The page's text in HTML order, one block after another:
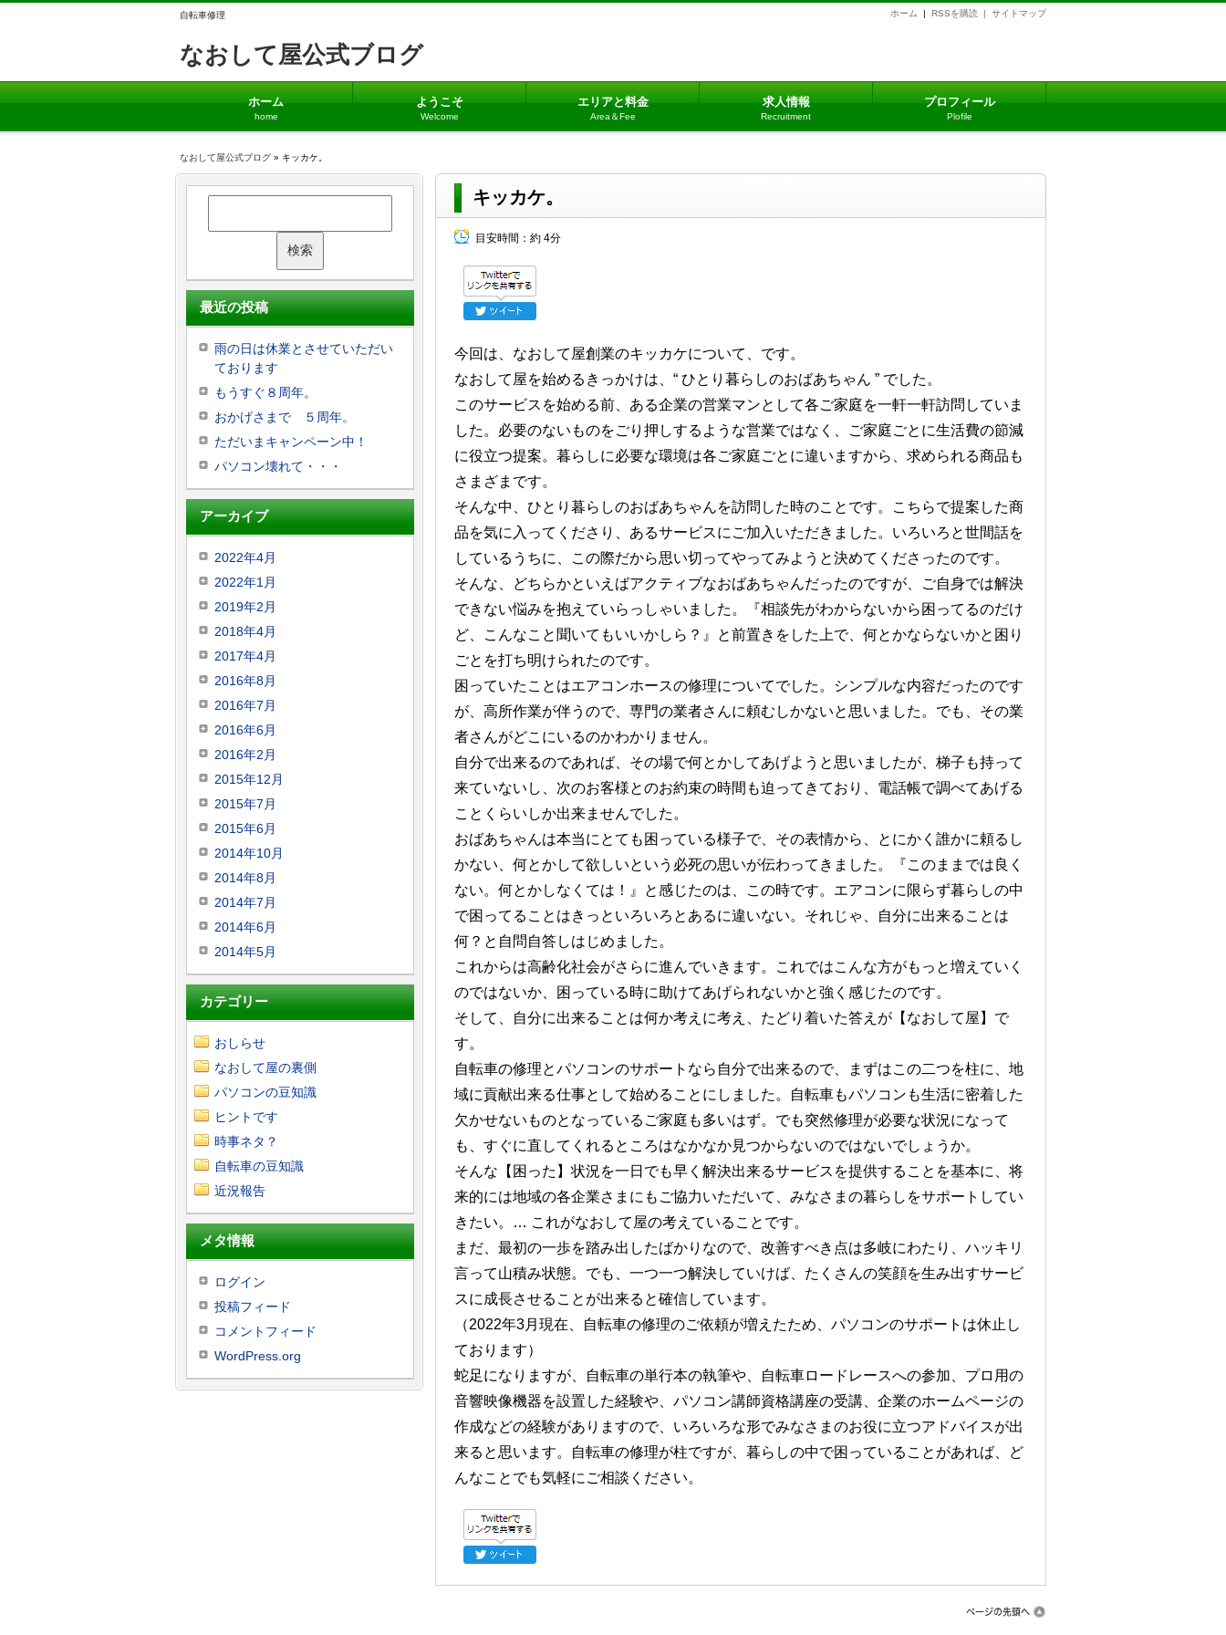
自転車修理 サイトマップ
RSSを購読 |
ホーム |
なおして屋公式ブログ
ホーム
home
ようこそ
Welcome
エリアと料金
Area＆Fee
求人情報
Recruitment
プロフィール
Plofile
なおして屋公式ブログ » キッカケ。
キッカケ。
目安時間： 約 4分
今回は、なおして屋創業のキッカケについて、です。
なおして屋を始めるきっかけは、“ ひとり暮らしのおばあちゃん ” でした。
このサービスを始める前、ある企業の営業マンとして各ご家庭を一軒一軒訪問していま
した。必要のないものをごり押しするような営業ではなく、ご家庭ごとに生活費の節減
に役立つ提案。暮らしに必要な環境は各ご家庭ごとに違いますから、求められる商品も
さまざまです。
そんな中、ひとり暮らしのおばあちゃんを訪問した時のことです。こちらで提案した商
品を気に入ってくださり、あるサービスにご加入いただきました。いろいろと世間話を
しているうちに、この際だから思い切ってやってみようと決めてくださったのです。
そんな、どちらかといえばアクティブなおばあちゃんだったのですが、ご自身では解決
できない悩みを抱えていらっしゃいました。『相談先がわからないから困ってるのだけ
ど、こんなこと聞いてもいいかしら？』と前置きをした上で、何とかならないかと困り
ごとを打ち明けられたのです。
困っていたことはエアコンホースの修理についてでした。シンプルな内容だったのです
が、高所作業が伴うので、専門の業者さんに頼むしかないと思いました。でも、その業
者さんがどこにいるのかわかりません。
自分で出来るのであれば、その場で何とかしてあげようと思いましたが、梯子も持って
来ていないし、次のお客様とのお約束の時間も迫ってきており、電話帳で調べてあげる
ことくらいしか出来ませんでした。
おばあちゃんは本当にとても困っている様子で、その表情から、とにかく誰かに頼るし
かない、何とかして欲しいという必死の思いが伝わってきました。『このままでは良く
ない。何とかしなくては！』と感じたのは、この時です。エアコンに限らず暮らしの中
で困ってることはきっといろいろとあるに違いない。それじゃ、自分に出来ることは
何？と自問自答しはじめました。
これからは高齢化社会がさらに進んでいきます。これではこんな方がもっと増えていく
のではないか、困っている時に助けてあげられないかと強く感じたのです。
そして、自分に出来ることは何か考えに考え、たどり着いた答えが【なおして屋】で
す。
自転車の修理とパソコンのサポートなら自分で出来るので、まずはこの二つを柱に、地
域に貢献出来る仕事として始めることにしました。自転車もパソコンも生活に密着した
欠かせないものとなっているご家庭も多いはず。でも突然修理が必要な状況になって
も、すぐに直してくれるところはなかなか見つからないのではないでしょうか。
そんな【困った】状況を一日でも早く解決出来るサービスを提供することを基本に、将
来的には地域の各企業さまにもご協力いただいて、みなさまの暮らしをサポートしてい
きたい。… これがなおして屋の考えていることです。
まだ、最初の一歩を踏み出したばかりなので、改善すべき点は多岐にわたり、ハッキリ
言って山積み状態。でも、一つ一つ解決していけば、たくさんの笑顔を生み出すサービ
スに成長させることが出来ると確信しています。
（2022年3月現在、自転車の修理のご依頼が増えたため、パソコンのサポートは休止し
ております）
蛇足になりますが、自転車の単行本の執筆や、自転車ロードレースへの参加、プロ用の
音響映像機器を設置した経験や、パソコン講師資格講座の受講、企業のホームページの
作成などの経験がありますので、いろいろな形でみなさまのお役に立つアドバイスが出
来ると思います。自転車の修理が柱ですが、暮らしの中で困っていることがあれば、ど
んなことでも気軽にご相談ください。
最近の投稿
雨の日は休業とさせていただい
ております
もうすぐ８周年。
おかげさまで ５周年。
ただいまキャンペーン中！
パソコン壊れて・・・
アーカイブ
2022年4月
2022年1月
2019年2月
2018年4月
2017年4月
2016年8月
2016年7月
2016年6月
2016年2月
2015年12月
2015年7月
2015年6月
2014年10月
2014年8月
2014年7月
2014年6月
2014年5月
カテゴリー
おしらせ
なおして屋の裏側
パソコンの豆知識
ヒントです
時事ネタ？
自転車の豆知識
近況報告
メタ情報
ログイン
投稿フィード
コメントフィード
WordPress.org